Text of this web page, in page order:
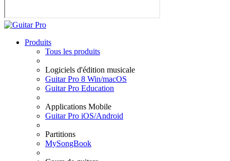
Produits
Tous les produits
Logiciels d'édition musicale
Guitar Pro 8 Win/macOS
Guitar Pro Education
Applications Mobile
Guitar Pro iOS/Android
Partitions
MySongBook